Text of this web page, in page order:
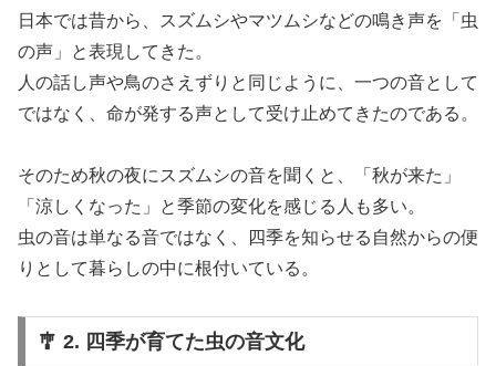
日本では昔から、スズムシやマツムシなどの鳴き声を「虫
の声」と表現してきた。
人の話し声や鳥のさえずりと同じように、一つの音として
ではなく、命が発する声として受け止めてきたのである。
そのため秋の夜にスズムシの音を聞くと、「秋が来た」
「涼しくなった」と季節の変化を感じる人も多い。
虫の音は単なる音ではなく、四季を知らせる自然からの便
りとして暮らしの中に根付いている。
🎐 2. 四季が育てた虫の音文化